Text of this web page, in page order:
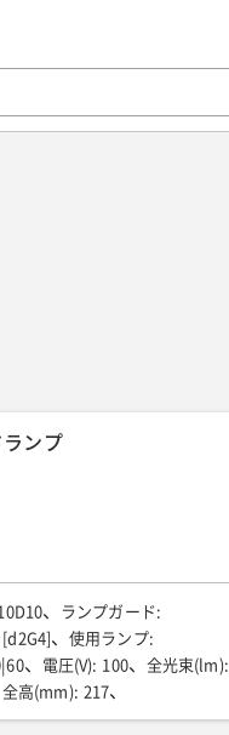
ンプ
ランプガード :
[d2G4] 使用ランプ:
電圧(V): 100 全光束(lm):
全高(mm): 217
(kg): 3.1